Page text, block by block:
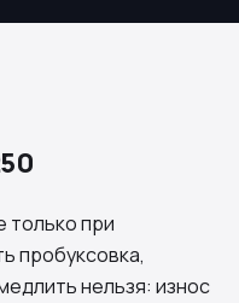
только при
пробуксовка,
нельзя: износ